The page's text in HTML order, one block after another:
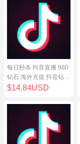
每日秒杀 抖音直播 980
钻石 海外充值 抖音钻石
（原抖币）98元
$14.84USD